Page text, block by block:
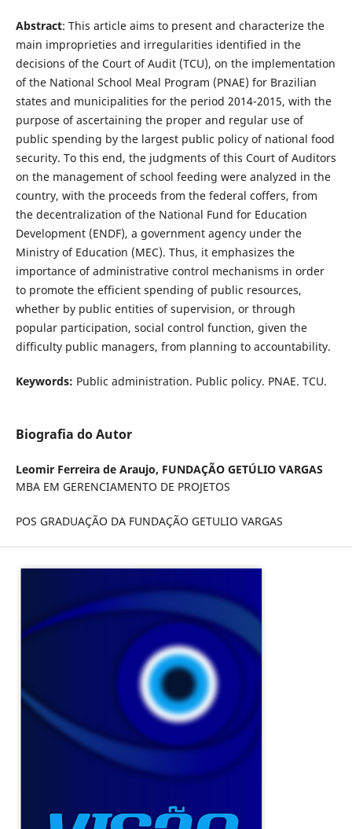
Abstract: This article aims to present and characterize the
main improprieties and irregularities identified in the
decisions of the Court of Audit (TCU), on the implementation
of the National School Meal Program (PNAE) for Brazilian
states and municipalities for the period 2014-2015, with the
purpose of ascertaining the proper and regular use of
public spending by the largest public policy of national food
security. To this end, the judgments of this Court of Auditors
on the management of school feeding were analyzed in the
country, with the proceeds from the federal coffers, from
the decentralization of the National Fund for Education
Development (ENDF), a government agency under the
Ministry of Education (MEC). Thus, it emphasizes the
importance of administrative control mechanisms in order
to promote the efficient spending of public resources,
whether by public entities of supervision, or through
popular participation, social control function, given the
difficulty public managers, from planning to accountability.
Keywords: Public administration. Public policy. PNAE. TCU.
Biografia do Autor
Leomir Ferreira de Araujo, FUNDAÇÃO GETÚLIO VARGAS
MBA EM GERENCIAMENTO DE PROJETOS
POS GRADUAÇÃO DA FUNDAÇÃO GETULIO VARGAS